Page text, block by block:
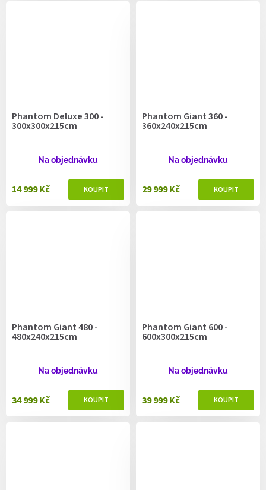
Phantom Deluxe 300 -
300x300x215cm
Na objednávku
14 999 Kč
Phantom Giant 360 -
360x240x215cm
Na objednávku
29 999 Kč
Phantom Giant 480 -
480x240x215cm
Na objednávku
34 999 Kč
Phantom Giant 600 -
600x300x215cm
Na objednávku
39 999 Kč